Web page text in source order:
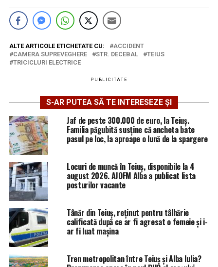
ALTE ARTICOLE ETICHETATE CU:
ACCIDENT
CAMERA SUPREVEGHERE
STR. DECEBAL
TEIUS
TRICICLURI ELECTRICE
PUBLICITATE
S-AR PUTEA SĂ TE INTERESEZE ȘI
Jaf de peste 300.000 de euro, la Teiuș.
Familia păgubită susține că ancheta bate
pasul pe loc, la aproape o lună de la spargere
Locuri de muncă în Teiuș, disponibile la 4
august 2026. AJOFM Alba a publicat lista
posturilor vacante
Tânăr din Teiuș, reținut pentru tâlhărie
calificată după ce ar fi agresat o femeie și i-
ar fi luat mașina
Tren metropolitan între Teiuș și Alba Iulia?